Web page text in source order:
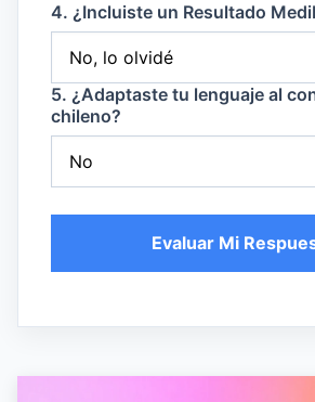
4. ¿Incluiste un Resultado
5. ¿Adaptaste tu lenguaje al
chileno?
Evaluar Mi